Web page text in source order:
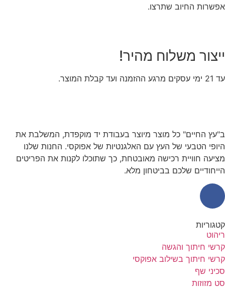
אפשרות החיוב שתרצו.
ייצור משלוח מהיר!
עד 21 ימי עסקים מרגע ההזמנה ועד קבלת המוצר.
ב"עץ החיים" כל מוצר מיוצר בעבודת יד מוקפדת, המשלבת את
היופי הטבעי של העץ עם האלגנטיות של אפוקסי. החנות שלנו
מציעה חוויית רכישה מאובטחת, כך שתוכלו לקנות את הפריטים
הייחודיים שלכם בביטחון מלא.
קטגוריות
ריהוט
קרשי חיתוך והגשה
קרשי חיתוך בשילוב אפוקסי
סכיני שף
סט מזוזות